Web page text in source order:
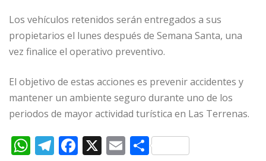
Los vehículos retenidos serán entregados a sus
propietarios el lunes después de Semana Santa, una
vez finalice el operativo preventivo.
El objetivo de estas acciones es prevenir accidentes y
mantener un ambiente seguro durante uno de los
periodos de mayor actividad turística en Las Terrenas.
W T F X E C